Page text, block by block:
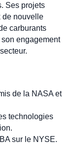
Ses projets
de nouvelle
carburants
engagement
de la NASA et
technologies
sur le NYSE.